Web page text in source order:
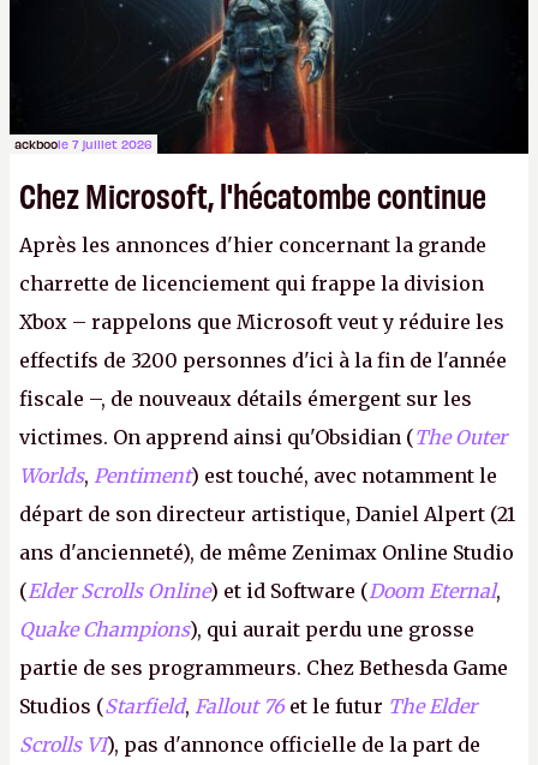
peut commencer à fantasmer.A.
ackboole 7 juillet 2026
Chez Microsoft, l'hécatombe continue
Après les annonces d'hier concernant la grande
charrette de licenciement qui frappe la division
Xbox – rappelons que Microsoft veut y réduire les
effectifs de 3200 personnes d'ici à la fin de l'année
fiscale –, de nouveaux détails émergent sur les
victimes. On apprend ainsi qu'Obsidian (The Outer
Worlds, Pentiment) est touché, avec notamment le
départ de son directeur artistique, Daniel Alpert (21
ans d'ancienneté), de même Zenimax Online Studio
(Elder Scrolls Online) et id Software (Doom Eternal,
Quake Champions), qui aurait perdu une grosse
partie de ses programmeurs. Chez Bethesda Game
Studios (Starfield, Fallout 76 et le futur The Elder
Scrolls VI), pas d'annonce officielle de la part de